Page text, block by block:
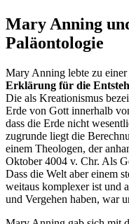
Mary Anning
Paläontologie
Mary Anning lebte zu
Erklärung für die
Die als Kreationismus
Erde von Gott innerhalb
dass die Erde nicht
zugrunde liegt die
einem Theologen, der
Oktober 4004 v. Chr. Als
Dass die Welt aber einem
weitaus komplexer ist und
und Vergehen haben, war